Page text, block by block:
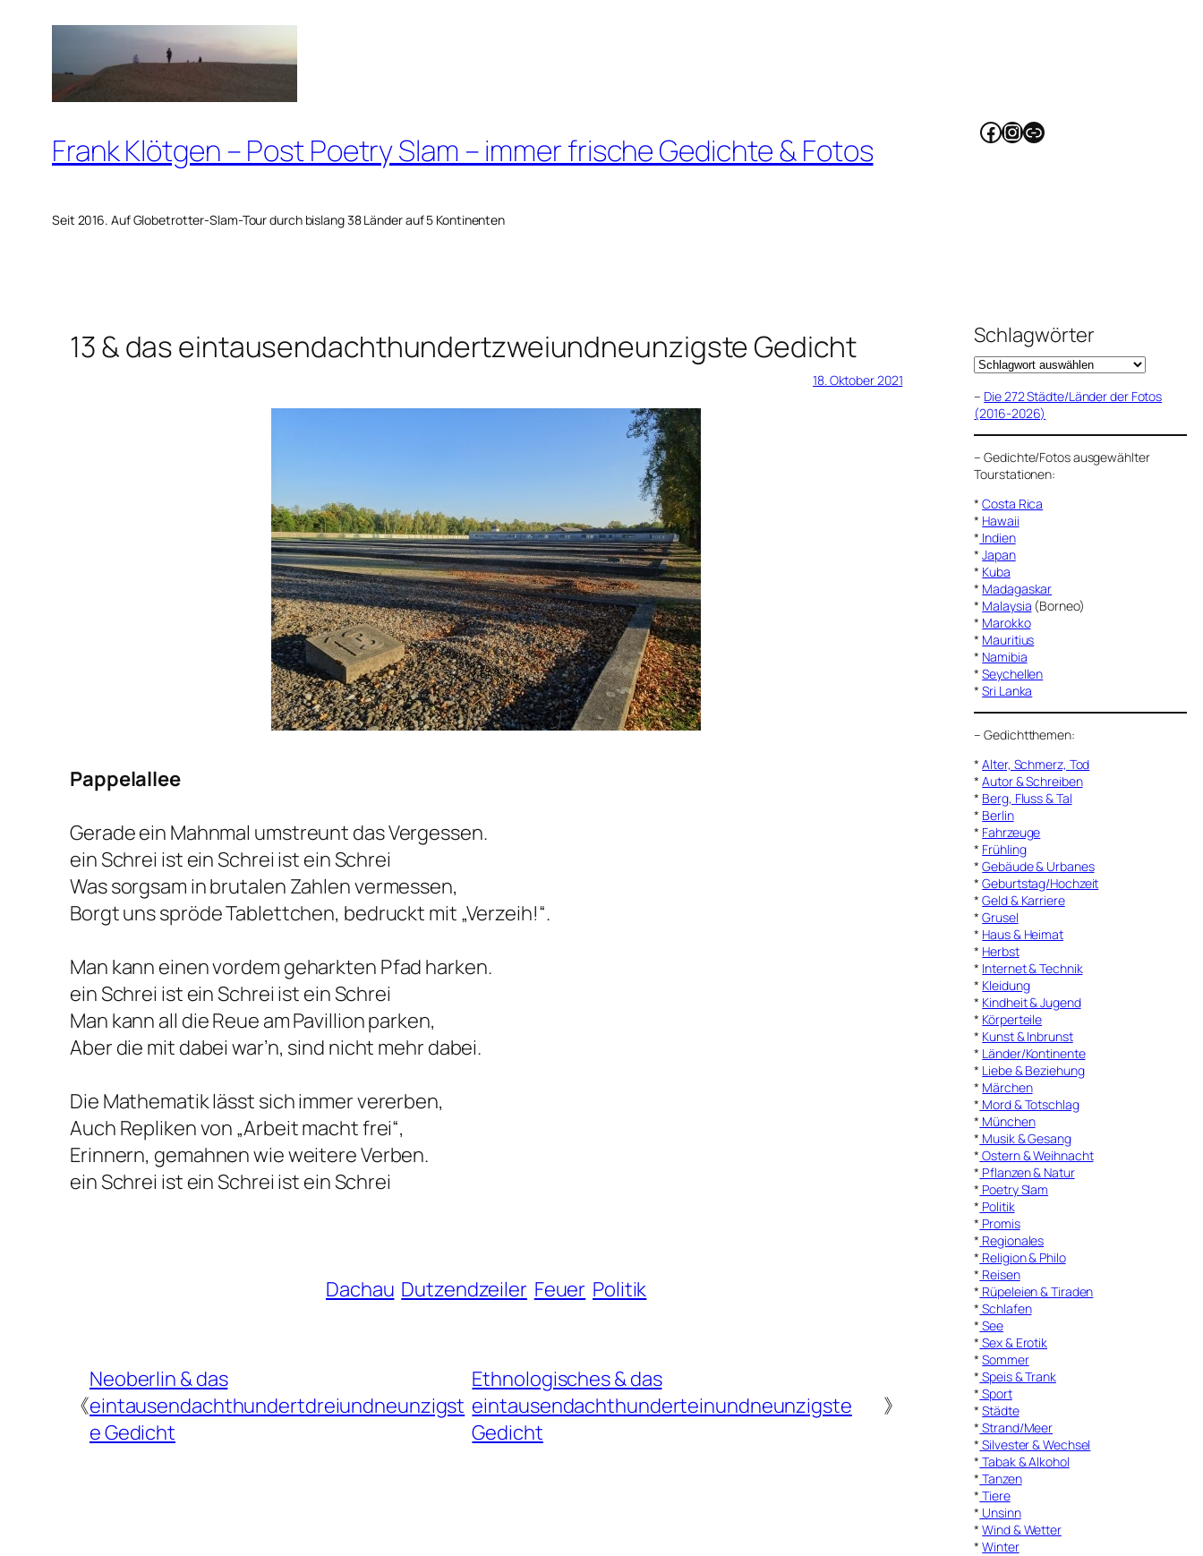
springen
Frank Klötgen – Post Poetry Slam – immer frische Gedichte & Fotos
Seit 2016. Auf Globetrotter-Slam-Tour durch bislang 38 Länder auf 5 Kontinenten
Facebook
Instagram
Link
13 & das eintausendachthundertzweiundneunzigste Gedicht
18. Oktober 2021
Pappelallee
Gerade ein Mahnmal umstreunt das Vergessen.
ein Schrei ist ein Schrei ist ein Schrei
Was sorgsam in brutalen Zahlen vermessen,
Borgt uns spröde Tablettchen, bedruckt mit „Verzeih!“.
Man kann einen vordem geharkten Pfad harken.
ein Schrei ist ein Schrei ist ein Schrei
Man kann all die Reue am Pavillion parken,
Aber die mit dabei war’n, sind nicht mehr dabei.
Die Mathematik lässt sich immer vererben,
Auch Repliken von „Arbeit macht frei“,
Erinnern, gemahnen wie weitere Verben.
ein Schrei ist ein Schrei ist ein Schrei
Dachau Dutzendzeiler Feuer Politik
《
Neoberlin & das
eintausendachthundertdreiundneunzigst
e Gedicht
Ethnologisches & das
eintausendachthunderteinundneunzigste
Gedicht
》
Schlagwörter
– Die 272 Städte/Länder der Fotos
(2016-2026)
–Gedichte/Fotos ausgewählter
Tourstationen:
*Costa Rica
* Hawaii
* Indien
*Japan
* Kuba
* Madagaskar
* Malaysia (Borneo)
* Marokko
* Mauritius
* Namibia
*Seychellen
*Sri Lanka
–Gedichtthemen:
*Alter, Schmerz, Tod
*Autor & Schreiben
* Berg, Fluss & Tal
* Berlin
* Fahrzeuge
* Frühling
*Gebäude & Urbanes
*Geburtstag/Hochzeit
*Geld & Karriere
*Grusel
* Haus & Heimat
* Herbst
* Internet & Technik
* Kleidung
* Kindheit & Jugend
* Körperteile
* Kunst & Inbrunst
* Länder/Kontinente
* Liebe & Beziehung
* Märchen
* Mord & Totschlag
* München
* Musik & Gesang
* Ostern & Weihnacht
* Pflanzen & Natur
* Poetry Slam
* Politik
* Promis
* Regionales
* Religion & Philo
* Reisen
* Rüpeleien & Tiraden
* Schlafen
* See
* Sex & Erotik
*Sommer
* Speis & Trank
* Sport
*Städte
* Strand/Meer
* Silvester & Wechsel
* Tabak & Alkohol
* Tanzen
* Tiere
* Unsinn
*Wind & Wetter
*Winter